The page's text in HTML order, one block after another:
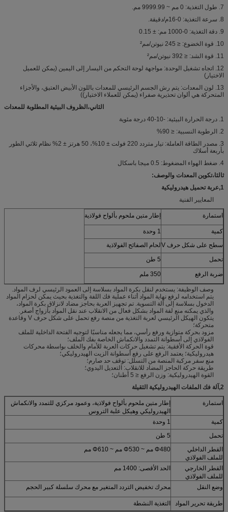
7. طول التغذية: 0 مم ~ 9999.99 مم.
8. سرعة التغذية: 0-16م/دقيقة.
9. دقة التغذية: 0-1000 مم: ± 0.15
10. قوة الخضوع: ≤ 245 نيوتن/مم²
11. قوة الشد: ≤ 392 نيوتن/مم²
12. اتجاه تشغيل الوحدة: مواجهة لوحة التحكم من اليسار إلى اليمين (يمكن للعميل
الاختيار)
13. لون المعدات: يتم رش الجسم الرئيسي للمعدات باللون الأبيض العتيق، والأجزاء
المتحركة هي ألوان تحذيرية صفراء (يمكن للعملاء الاختيار))
الثاني،الظروف البيئية المطلوبة للمعدات
1. درجة الحرارة البيئية: -10-40 درجة مئوية
2. الرطوبة النسبية: ≤ 90%
3. مصدر الطاقة العاملة: تيار متردد 220 فولت ± 10%، 50 هرتز ± 2% نظام ثلاثي الطور
بأربعة أسلاك
4. ضغط الهواء المضغوط: 0.5 ميجا باسكال
ثالثا،تكوين المعدات والوصف:
1
,عربة تحميل هيدروليكية
المعايير الفنية
استمارة إطار متين ملحوم بألواح فولاذية
كمية
1 وحدة
سطح على شكل حرف V
لحام الصفائح الفولاذية
تحمل
5 طن
ضربة الرفع 350 ملم
وصف الوظيفة: يستخدم لنقل بكرة المواد بسلاسة إلى العمود الرئيسي لرف المواد.
يتم استخدامه لرفع نهاية المواد أثناء عملية فك اللفة والتغذية بحيث يمكن لحزام المواد
الدخول بسلاسة إلى آلة التسوية. تم تجهيز العربة بحاجز مضاد لانزلاق بكرة المواد،
والذي يمكنه منع لفة المواد بشكل فعال من الانقلاب عند نقل المواد بأزواج أصغر.
يتكون الهيكل الرئيسي لعربة التغذية من منصة رفع تحمل على شكل حرف V وقاعدة
متحركة؛
مزود بحركة متوازية ورفع رأسي، مما يجعله مناسبًا لتوجيه الفتحة الداخلية للملف
الفولاذي إلى أسطوانة التمدد والانكماش الخاصة بفك الملف؛
قوة الحركة الأفقية: يتم تشغيل حركات العربة للأمام والخلف بواسطة محركات
هيدروليكية؛ يعتمد الرفع على رفع أسطوانة الزيت الهيدروليكي؛
منع سفر مركبة المنصة من التسلل: توقف حد صارم؛
طريقة حركة الحاجز المضاد للانقلاب: التعديل اليدوي؛
القوة الهيدروليكية: وزن الرفع ≤ 5 أطنان؛
2
,آلة فك الملفات الهيدروليكية الثقيلة
استمارة
إطار متين ملحوم بألواح فولاذية، وعمود مركزي للتمدد والانكماش
الهيدروليكي وهيكل علبة التروس
كمية
1 وحدة
تحمل
5 طن
القطر الداخلي
للملف الفولاذي
Φ480 مم ~ Φ530 مم ~ Φ610 مم
القطر الخارجي
للملف الفولاذي
الحد الأقصى: 1400 مم
وضع النقل محرك تخفيض التردد المتغير مع محرك سلسلة كبير الحجم
طريقة تحرير المواد
التغذية النشطة